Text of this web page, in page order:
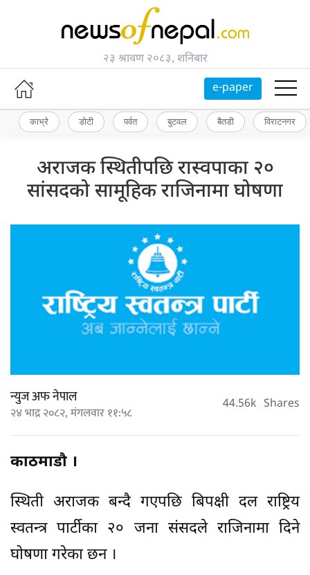
२३ श्रावण २०८३, शनिबार
e-paper
काभ्रे डोटी पर्वत बुटवल बैतडी विराटनगर
अराजक स्थितीपछि रास्वपाका २०
सांसदको सामूहिक राजिनामा घोषणा
न्युज अफ नेपाल
२४ भाद्र २०८२, मंगलवार ११:५८ 44.56k Shares
काठमाडौ ।
स्थिती अराजक बन्दै गएपछि बिपक्षी दल राष्ट्रिय
स्वतन्त्र पार्टीका २० जना संसदले राजिनामा दिने
घोषणा गरेका छन ।